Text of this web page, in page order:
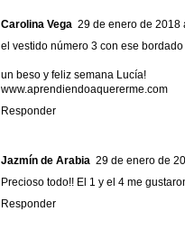
Carolina Vega 29 de enero de 2018
el vestido número 3 con ese
un beso y feliz semana Lucía!
www.aprendiendoaquererme.com
Responder
Jazmín de Arabia 29 de enero de
Precioso todo!! El 1 y el 4 me
Responder